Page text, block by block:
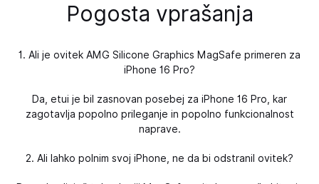
Pogosta vprašanja
1. Ali je ovitek AMG Silicone Graphics MagSafe primeren za
iPhone 16 Pro?
Da, etui je bil zasnovan posebej za iPhone 16 Pro, kar
zagotavlja popolno prileganje in popolno funkcionalnost
naprave.
2. Ali lahko polnim svoj iPhone, ne da bi odstranil ovitek?